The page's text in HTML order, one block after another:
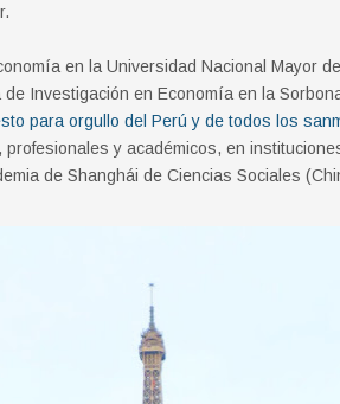
en la Universidad Nacional Mayor
Investigación en Economía en la
para orgullo del Perú y de todos los
y académicos, en
de Shanghái de Ciencias Sociales